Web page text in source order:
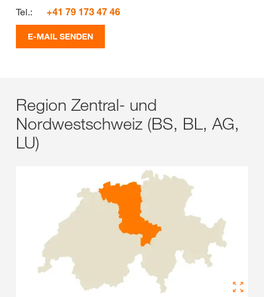
Tel.:
+41 79 173 47 46
E-MAIL SENDEN
Region Zentral- und
Nordwestschweiz (BS, BL, AG,
LU)